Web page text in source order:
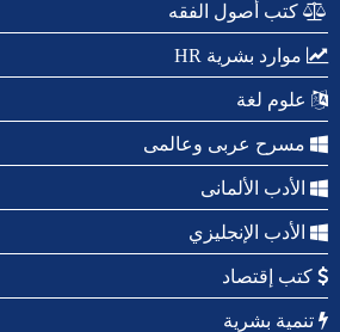
كتب أصول الفقه
موارد بشرية HR
علوم لغة
مسرح عربى وعالمى
الأدب الألمانى
الأدب الإنجليزي
كتب إقتصاد
تنمية بشرية